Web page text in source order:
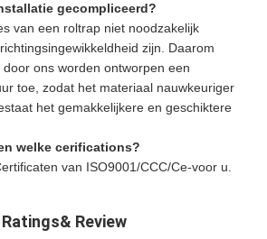
gecompliceerd?
van een roltrap niet noodzakelijk
zijn. Daarom
ons worden ontworpen een
toe, zodat het materiaal nauwkeuriger
het gemakkelijkere en geschiktere
welke cerifications?
van ISO9001/CCC/Ce-voor u.
Ratings& Review